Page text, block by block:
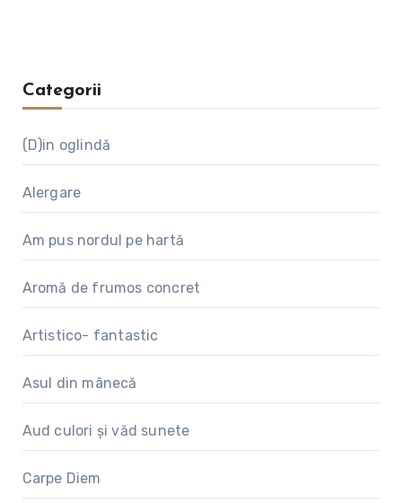
Categorii
(D)in oglindă
Alergare
Am pus nordul pe hartă
Aromă de frumos concret
Artistico- fantastic
Asul din mânecă
Aud culori și văd sunete
Carpe Diem